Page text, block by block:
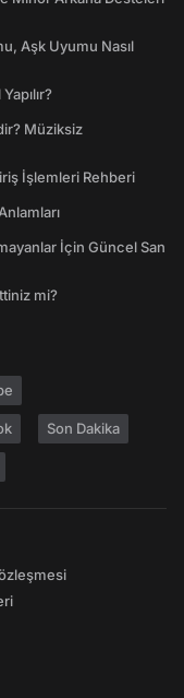
Aşk Uyumu Nasıl
Müziksiz
İşlemleri Rehberi
İçin Güncel San
mi?
Son Dakika